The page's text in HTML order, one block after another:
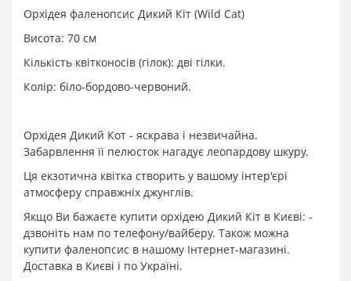
Орхідея фаленопсис Дикий Кіт (Wild Cat)
Висота: 70 см
Кількість квітконосів (гілок): дві гілки.
Колір: біло-бордово-червоний.
Орхідея Дикий Кот - яскрава і незвичайна.
Забарвлення її пелюсток нагадує леопардову шкуру.
Ця екзотична квітка створить у вашому інтер'єрі
атмосферу справжніх джунглів.
Якщо Ви бажаєте купити орхідею Дикий Кіт в Києві: -
дзвоніть нам по телефону/вайберу. Також можна
купити фаленопсис в нашому Інтернет-магазині.
Доставка в Києві і по Україні.